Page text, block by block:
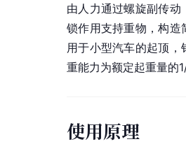
由人力通过螺旋副传动
锁作用支持重物，构造
用于小型汽车的起顶
重能力为额定起重量的
使用原理